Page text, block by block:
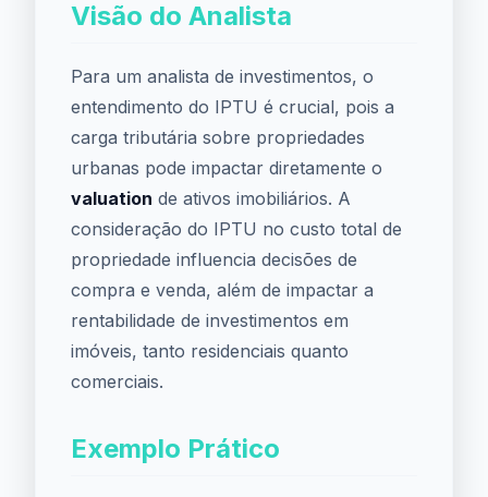
Visão do Analista
Para um analista de investimentos, o
entendimento do IPTU é crucial, pois a
carga tributária sobre propriedades
urbanas pode impactar diretamente o
valuation de ativos imobiliários. A
consideração do IPTU no custo total de
propriedade influencia decisões de
compra e venda, além de impactar a
rentabilidade de investimentos em
imóveis, tanto residenciais quanto
comerciais.
Exemplo Prático